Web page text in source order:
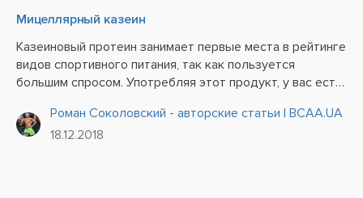
Мицеллярный казеин
Казеиновый протеин занимает первые места в рейтинге
видов спортивного питания, так как пользуется
большим спросом. Употребляя этот продукт, у вас есть
результативность и красоту тела. А слышали ли вы про
мицеллярный...
Роман Соколовский - авторские статьи | BCAA.UA
18.12.2018